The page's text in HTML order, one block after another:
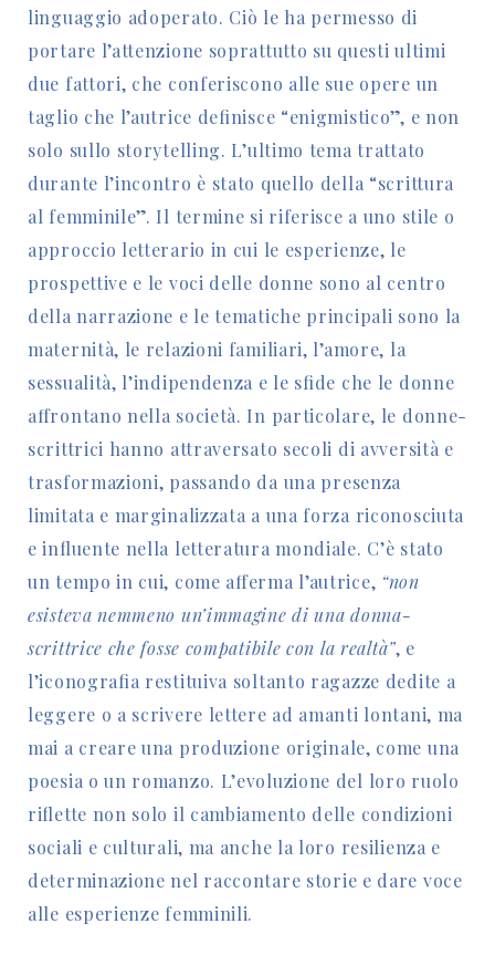
linguaggio adoperato. Ciò le ha permesso di
portare l’attenzione soprattutto su questi ultimi
due fattori, che conferiscono alle sue opere un
taglio che l’autrice definisce “enigmistico”, e non
solo sullo storytelling. L’ultimo tema trattato
durante l’incontro è stato quello della “scrittura
al femminile”. Il termine si riferisce a uno stile o
approccio letterario in cui le esperienze, le
prospettive e le voci delle donne sono al centro
della narrazione e le tematiche principali sono la
maternità, le relazioni familiari, l’amore, la
sessualità, l’indipendenza e le sfide che le donne
affrontano nella società. In particolare, le donne-
scrittrici hanno attraversato secoli di avversità e
trasformazioni, passando da una presenza
limitata e marginalizzata a una forza riconosciuta
e influente nella letteratura mondiale. C’è stato
un tempo in cui, come afferma l’autrice, “non
esisteva nemmeno un’immagine di una donna-
scrittrice che fosse compatibile con la realtà”, e
l’iconografia restituiva soltanto ragazze dedite a
leggere o a scrivere lettere ad amanti lontani, ma
mai a creare una produzione originale, come una
poesia o un romanzo. L’evoluzione del loro ruolo
riflette non solo il cambiamento delle condizioni
sociali e culturali, ma anche la loro resilienza e
determinazione nel raccontare storie e dare voce
alle esperienze femminili.